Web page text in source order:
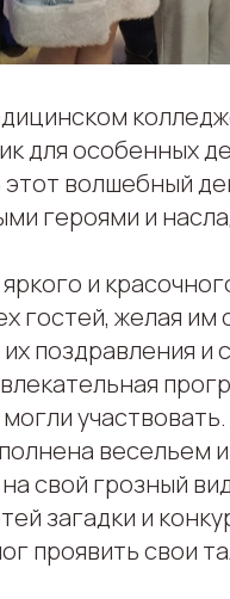
для особенных
волшебный
героями и
и
гостей, желая
поздравления
весельем
свой грозный
загадки и
проявить свои